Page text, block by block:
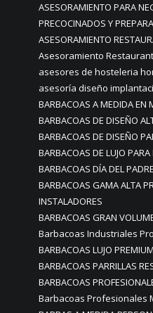
ASESORAMIENTO PARA
PRECOCINADOS Y
ASESORAMIENTO
Asesoramiento
asesores de hosteleria
asesoría diseño
BARBACOAS A MEDIDA EN
BARBACOAS DE DISEÑO
BARBACOAS DE DISEÑO
BARBACOAS DE LUJO
BARBACOAS DÍA DEL PADRE
BARBACOAS GAMA ALTA
INSTALADORES
BARBACOAS GRAN
Barbacoas Industriales
BARBACOAS LUJO
BARBACOAS PARRILLAS
BARBACOAS
Barbacoas Profesionales